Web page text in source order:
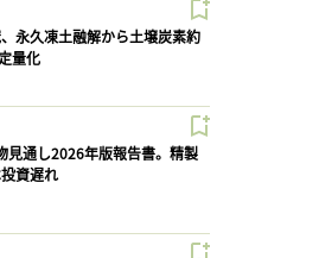
、永久凍土融解から土壌炭素約
量化
見通し2026年版報告書。精製
資遅れ